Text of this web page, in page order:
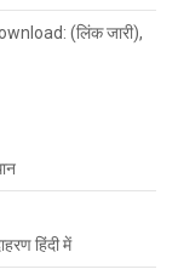
(लिंक जारी),
हिंदी में